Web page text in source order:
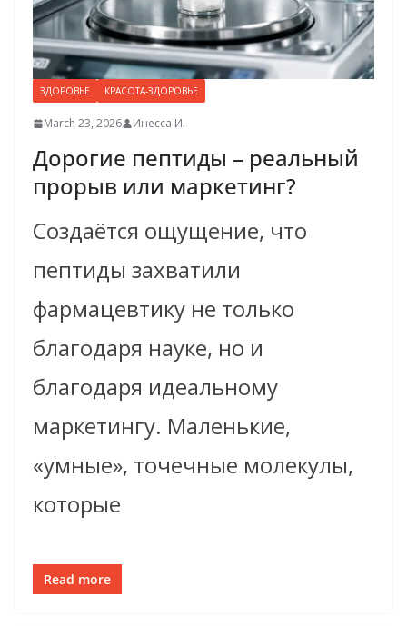
ЗДОРОВЬЕ КРАСОТА-ЗДОРОВЬЕ
March 23, 2026 Инесса И.
Дорогие пептиды – реальный
прорыв или маркетинг?
Создаётся ощущение, что
пептиды захватили
фармацевтику не только
благодаря науке, но и
благодаря идеальному
маркетингу. Маленькие,
«умные», точечные молекулы,
которые
Read more